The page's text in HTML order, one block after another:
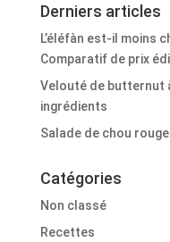
Derniers articles
L’éléfàn est-il moins
Comparatif de prix
Velouté de butternut
ingrédients
Salade de chou
Catégories
Non classé
Recettes